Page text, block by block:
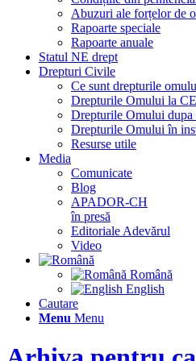
Abuzuri ale forțelor de
Rapoarte speciale
Rapoarte anuale
Statul NE drept
Drepturi Civile
Ce sunt drepturile
Drepturile Omului la
Drepturile Omului
Drepturile Omului în
Resurse utile
Media
Comunicate
Blog
APADOR-CH
în presă
Editoriale Adevărul
Video
Română
English
Cautare
Menu Menu